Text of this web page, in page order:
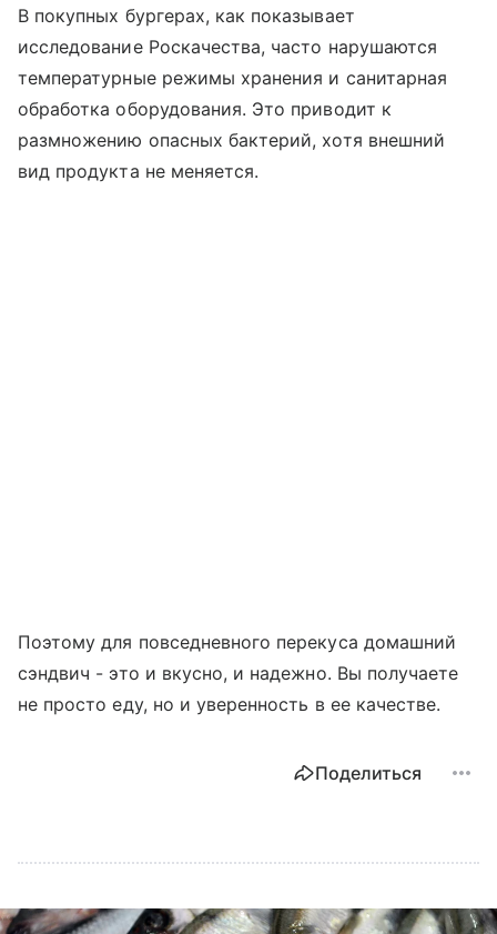
В покупных бургерах, как показывает
исследование Роскачества, часто нарушаются
температурные режимы хранения и санитарная
обработка оборудования. Это приводит к
размножению опасных бактерий, хотя внешний
вид продукта не меняется.
Поэтому для повседневного перекуса домашний
сэндвич - это и вкусно, и надежно. Вы получаете
не просто еду, но и уверенность в ее качестве.
Поделиться